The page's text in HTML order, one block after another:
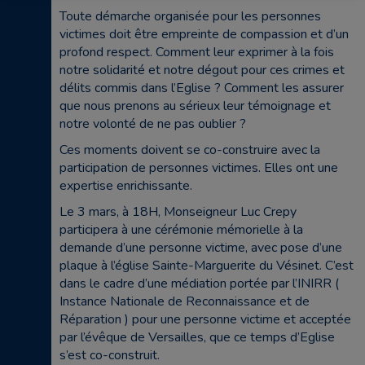
Toute démarche organisée pour les personnes
victimes doit être empreinte de compassion et d’un
profond respect. Comment leur exprimer à la fois
notre solidarité et notre dégout pour ces crimes et
délits commis dans l’Eglise ? Comment les assurer
que nous prenons au sérieux leur témoignage et
notre volonté de ne pas oublier ?
Ces moments doivent se co-construire avec la
participation de personnes victimes. Elles ont une
expertise enrichissante.
Le 3 mars, à 18H, Monseigneur Luc Crepy
participera à une cérémonie mémorielle à la
demande d’une personne victime, avec pose d’une
plaque à l’église Sainte-Marguerite du Vésinet. C’est
dans le cadre d’une médiation portée par l’INIRR (
Instance Nationale de Reconnaissance et de
Réparation ) pour une personne victime et acceptée
par l’évêque de Versailles, que ce temps d’Eglise
s’est co-construit.